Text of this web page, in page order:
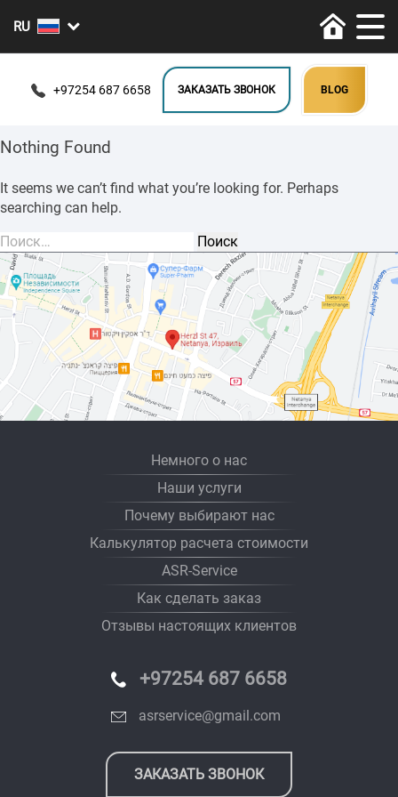
+97254 687 6658 ЗАКАЗАТЬ ЗВОНОК BLOG
Nothing Found
It seems we can’t find what you’re looking for. Perhaps
searching can help.
Найти:
Немного о нас
Наши услуги
Почему выбирают нас
Калькулятор расчета стоимости
ASR-Service
Как сделать заказ
Отзывы настоящих клиентов
+97254 687 6658
asrservice@gmail.com
ЗАКАЗАТЬ ЗВОНОК